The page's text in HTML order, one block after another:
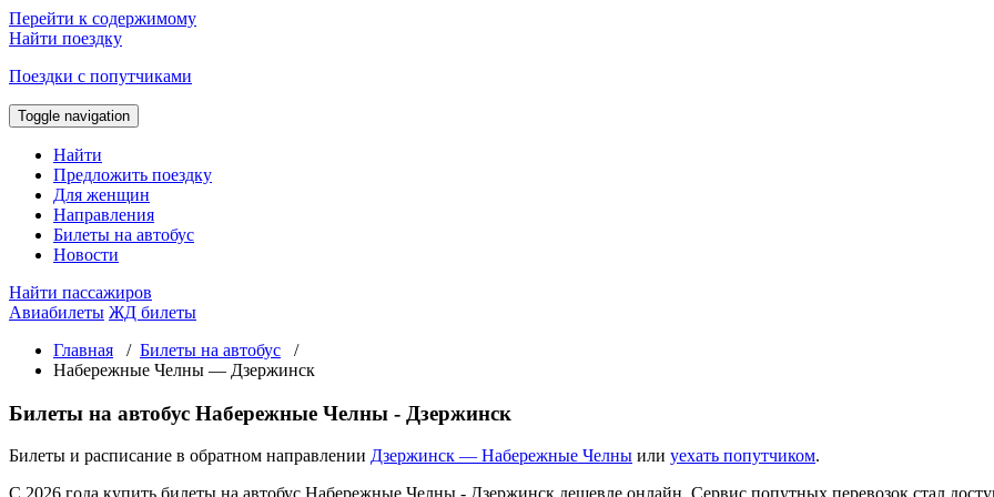
Перейти к содержимому
Найти поездку
Поездки с попутчиками
Toggle navigation
Найти
Предложить поездку
Для женщин
Направления
Билеты на автобус
Новости
Найти пассажиров
Авиабилеты ЖД билеты
Главная / Билеты на автобус /
Набережные Челны — Дзержинск
Билеты на автобус Набережные Челны - Дзержинск
Билеты и расписание в обратном направлении Дзержинск — Набережные Челны или уехать попутчиком.